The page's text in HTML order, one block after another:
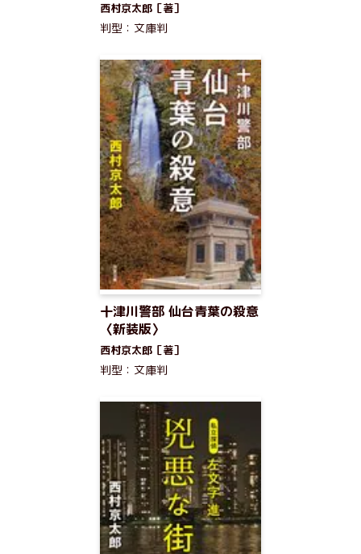
西村京太郎［著］
判型：文庫判
十津川警部 仙台青葉の殺意
〈新装版〉
西村京太郎［著］
判型：文庫判